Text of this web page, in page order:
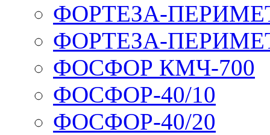
ФОРТЕЗА-
ФОРТЕЗА-
ФОСФОР КМЧ-700
ФОСФОР-40/10
ФОСФОР-40/20